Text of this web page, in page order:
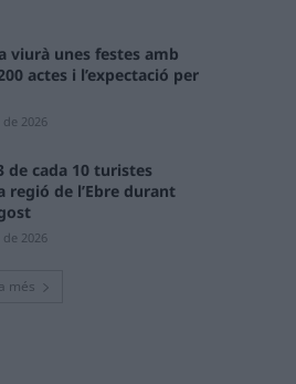
viurà unes festes amb
actes i l’expectació per
2026
de cada 10 turistes
regió de l’Ebre durant
2026
més